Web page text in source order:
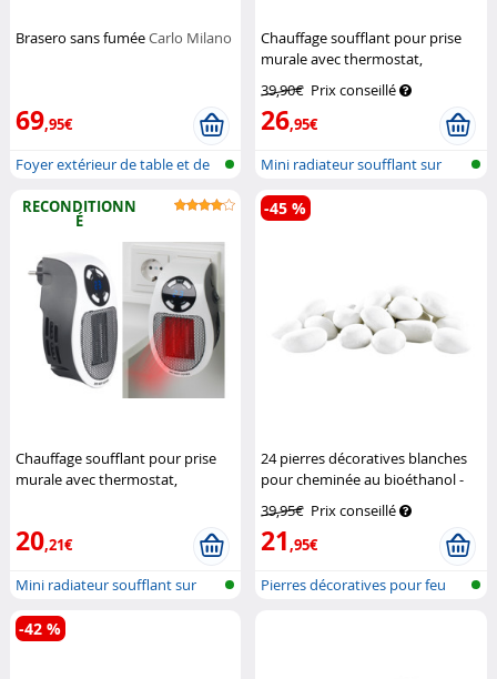
Brasero sans fuméeCarlo Milano
69,95€
Foyer extérieur de table et de
Chauffage soufflant pour prise
murale avec thermostat,
minuterie et écran LED
Haushaltsgeräte
39,90€ Prix conseillé
26,95€
Mini radiateur soufflant sur
prise...
RECONDITIONN
É
Chauffage soufflant pour prise
murale avec thermostat,
Haushaltsgeräte
20,21€
Mini radiateur soufflant sur
prise...
24 pierres décoratives blanches
pour cheminée au bioéthanol -
Carlo Milano
39,95€ Prix conseillé
21,95€
-45 %
Pierres décoratives pour feu
-42 %